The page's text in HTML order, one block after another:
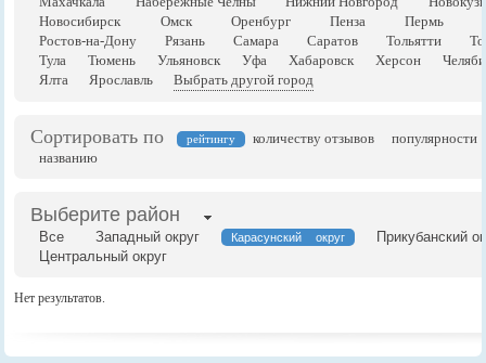
Новосибирск
Омск Оренбург Пенза Пермь
Ростов-на-Дону
Рязань Самара Саратов Тольятти
Тула
Тюмень Ульяновск Уфа Хабаровск Херсон
Ялта
Ярославль Выбрать другой город
Сортировать по рейтингу количеству отзывов
популярности
названию
Выберите район
Все Западный округ Карасунский округ
Прикубанский
Центральный округ
Нет результатов.